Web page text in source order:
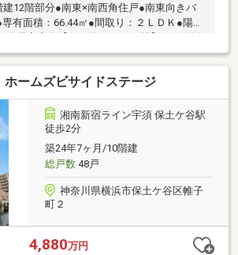
建12階部分●南東×南西角住戸●南東向きバ
有面積：66.44㎡●間取り：２ＬＤＫ●陽当
全居室窓有【LDK 約１５．８帖】▼２面採
団らん空間▼キッチンにも窓あり▼３口ガ
ディスポーザー▼浄水器【洗面所】▼三面
洗面台▼リネン庫▼カウンター【浴室】▼
▼浴室換気乾燥機
ホームズビサイドステージ
湘南新宿ライン宇須 保土ケ谷駅
徒歩2分
築24年7ヶ月/10階建
総戸数48戸
神奈川県横浜市保土ケ谷区帷子
町２
4,880万円